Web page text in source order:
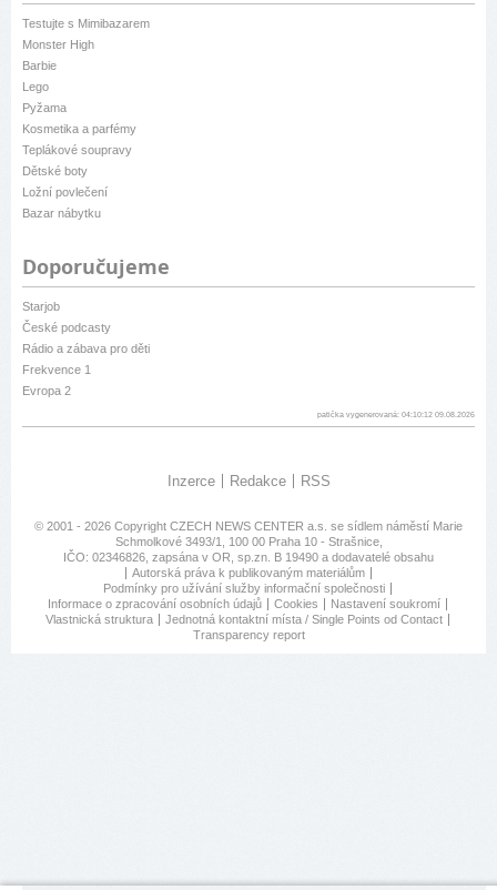
Testujte s Mimibazarem
Monster High
Barbie
Lego
Pyžama
Kosmetika a parfémy
Teplákové soupravy
Dětské boty
Ložní povlečení
Bazar nábytku
Doporučujeme
Starjob
České podcasty
Rádio a zábava pro děti
Frekvence 1
Evropa 2
patička vygenerovaná: 04:10:12 09.08.2026
Inzerce Redakce RSS
© 2001 - 2026 Copyright CZECH NEWS CENTER a.s. se sídlem náměstí Marie
Schmolkové 3493/1, 100 00 Praha 10 - Strašnice,
IČO: 02346826, zapsána v OR, sp.zn. B 19490 a dodavatelé obsahu
Autorská práva k publikovaným materiálům
Podmínky pro užívání služby informační společnosti
Informace o zpracování osobních údajů
Cookies
Nastavení soukromí
Vlastnická struktura
Jednotná kontaktní místa / Single Points od Contact
Transparency report